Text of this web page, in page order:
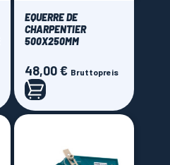
EQUERRE DE
CHARPENTIER
500X250MM
Preis
48,00 € Bruttopreis